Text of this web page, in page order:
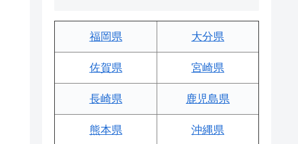
福岡県 大分県
佐賀県 宮崎県
長崎県 鹿児島県
熊本県 沖縄県